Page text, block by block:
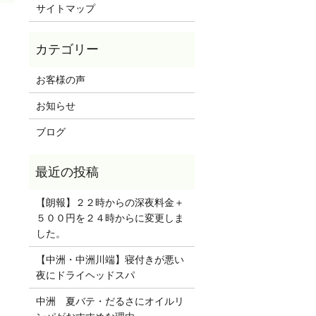
サイトマップ
お客様の声
お知らせ
ブログ
【朗報】２２時からの深夜料金＋
５００円を２４時からに変更しま
した。
【中洲・中洲川端】寝付きが悪い
夜にドライヘッドスパ
中洲 夏バテ・だるさにオイルリ